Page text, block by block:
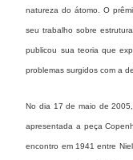
natureza do átomo. O
seu trabalho sobre
publicou sua teoria que
problemas surgidos com a
No dia 17 de maio de
apresentada a peça
encontro em 1941 entre